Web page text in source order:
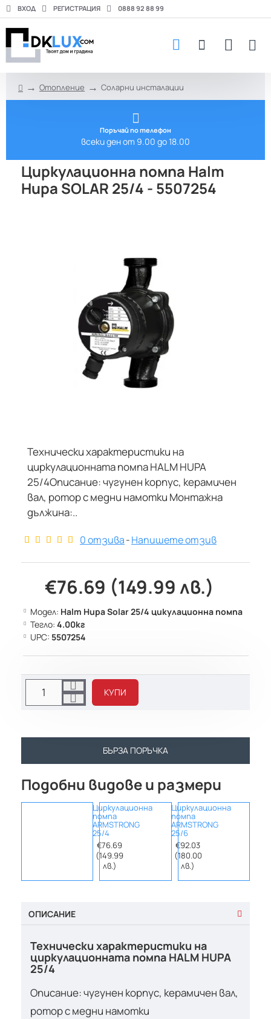
ВХОД РЕГИСТРАЦИЯ 0888 92 88 99
Отопление Соларни инсталации
Поръчай по телефон
всеки ден от 9.00 до 18.00
Циркулационна помпа Halm
Hupa SOLAR 25/4 - 5507254
Технически характеристики на
циркулационната помпа HALM HUPA
25/4Описание: чугунен корпус, керамичен
вал, ротор с медни намотки Монтажна
дължина:..
0 отзива-Напишете отзив
€76.69 (149.99 лв.)
Модел: Halm Hupa Solar 25/4 цикулационна помпа
Тегло: 4.00кг
UPC: 5507254
КУПИ
БЪРЗА ПОРЪЧКА
Подобни видове и размери
Циркулационна
помпа
ARMSTRONG
25/4
€76.69
(149.99
лв.)
Циркулационна
помпа
ARMSTRONG
25/6
€92.03
(180.00
лв.)
ОПИСАНИЕ
Технически характеристики на
циркулационната помпа HALM HUPA
25/4
Описание: чугунен корпус, керамичен вал,
ротор с медни намотки